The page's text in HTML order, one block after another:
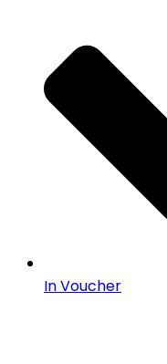
In Voucher